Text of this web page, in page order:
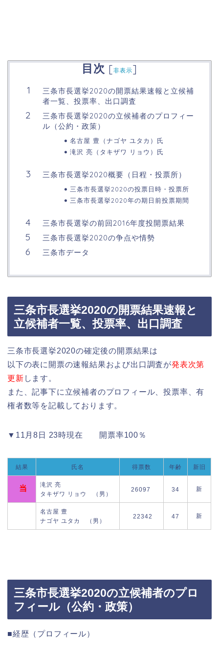
目次 [非表示]
三条市長選挙2020の開票結果速報と立候補
者一覧、投票率、出口調査
三条市長選挙2020の立候補者のプロフィー
ル（公約・政策）
名古屋 豊（ナゴヤ ユタカ）氏
滝沢 亮（タキザワ リョウ）氏
三条市長選挙2020概要（日程・投票所）
三条市長選挙2020の投票日時・投票所
三条市長選挙2020年の期日前投票期間
三条市長選挙の前回2016年度投開票結果
三条市長選挙2020の争点や情勢
三条市データ
三条市長選挙2020の開票結果速報と
立候補者一覧、投票率、出口調査
三条市長選挙2020の確定後の開票結果は
以下の表に開票の速報結果および出口調査が発表次第
更新 します。
また、記事下に立候補者のプロフィール、投票率、有
権者数等を記載しております。
▼11月8日 23時現在 開票率100％
結果 氏名 得票数 年齢 新旧
当
滝沢 亮
タキザワ リョウ （男）
26097 34 新
名古屋 豊
ナゴヤ ユタカ （男）
22342 47 新
三条市長選挙2020の立候補者のプロ
フィール（公約・政策）
■経歴（プロフィール）